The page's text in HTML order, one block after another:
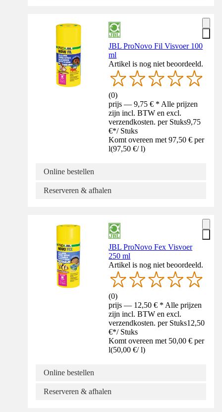
JBL ProNovo Fil Visvoer 100
ml
Artikel is nog niet beoordeeld.
(0)
prijs — 9,75 € * Alle prijzen
zijn incl. BTW en excl.
verzendkosten. per Stuks9,75
€*/ Stuks
Komt overeen met 97,50 € per
l(97,50 €/ l)
Online bestellen
Reserveren & afhalen
JBL ProNovo Fex Visvoer
250 ml
Artikel is nog niet beoordeeld.
(0)
prijs — 12,50 € * Alle prijzen
zijn incl. BTW en excl.
verzendkosten. per Stuks12,50
€*/ Stuks
Komt overeen met 50,00 € per
l(50,00 €/ l)
Online bestellen
Reserveren & afhalen